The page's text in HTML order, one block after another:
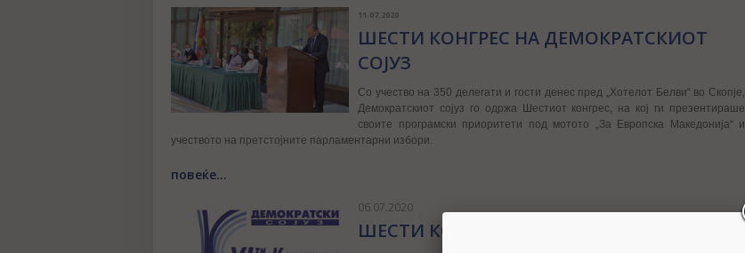
11.07.2020
ШЕСТИ КОНГРЕС НА ДЕМОКРАТСКИОТ
СОЈУЗ
Со учество на 350 делегати и гости денес пред „Хотелот Белви“ во Скопје,
Демократскиот сојуз го одржа Шестиот конгрес, на кој ги презентираше
своите програмски приоритети под мотото „За Европска Македонија“ и
учеството на претстојните парламентарни избори.
повеќе...
06.07.2020
ШЕСТИ КОНГРЕС НА ДЕМОКРАТСКИ СОЈУЗ